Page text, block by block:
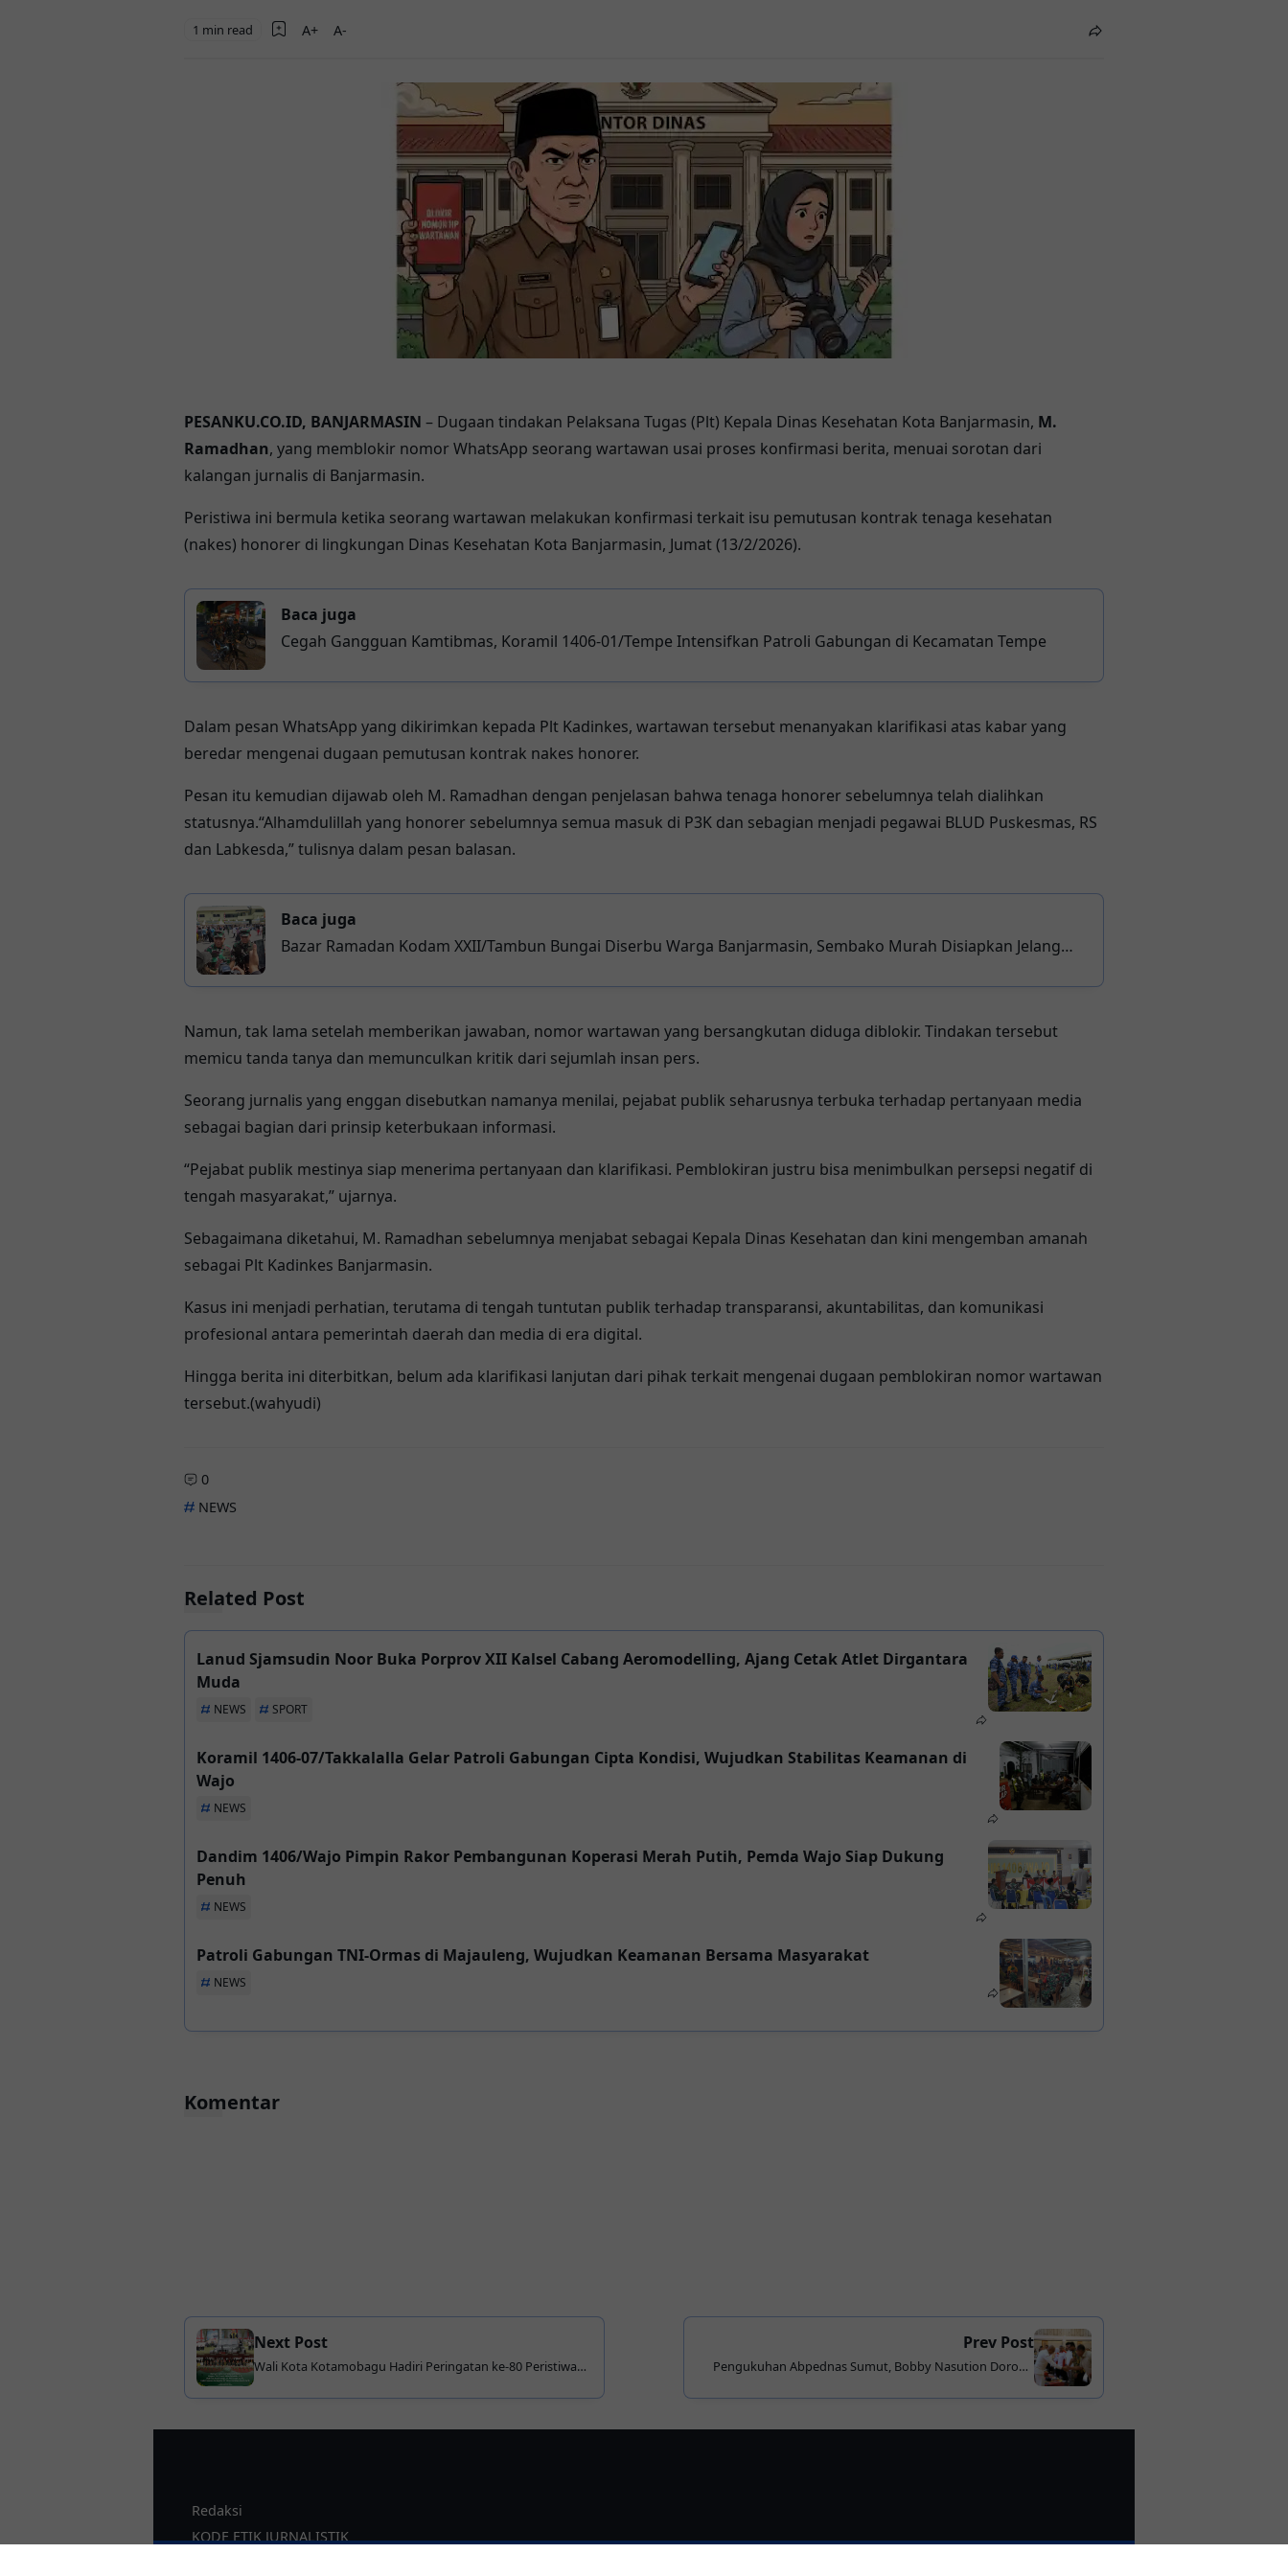
1 min read
PESANKU.CO.ID, BANJARMASIN – Dugaan tindakan Pelaksana Tugas (Plt) Kepala Dinas Kesehatan Kota Banjarmasin, M.
Ramadhan, yang memblokir nomor WhatsApp seorang wartawan usai proses konfirmasi berita, menuai sorotan dari
kalangan jurnalis di Banjarmasin.
Peristiwa ini bermula ketika seorang wartawan melakukan konfirmasi terkait isu pemutusan kontrak tenaga kesehatan
(nakes) honorer di lingkungan Dinas Kesehatan Kota Banjarmasin, Jumat (13/2/2026).
Baca juga
Cegah Gangguan Kamtibmas, Koramil 1406-01/Tempe Intensifkan Patroli Gabungan di Kecamatan Tempe
Dalam pesan WhatsApp yang dikirimkan kepada Plt Kadinkes, wartawan tersebut menanyakan klarifikasi atas kabar yang
beredar mengenai dugaan pemutusan kontrak nakes honorer.
Pesan itu kemudian dijawab oleh M. Ramadhan dengan penjelasan bahwa tenaga honorer sebelumnya telah dialihkan
statusnya.“Alhamdulillah yang honorer sebelumnya semua masuk di P3K dan sebagian menjadi pegawai BLUD Puskesmas, RS
dan Labkesda,” tulisnya dalam pesan balasan.
Baca juga
Bazar Ramadan Kodam XXII/Tambun Bungai Diserbu Warga Banjarmasin, Sembako Murah Disiapkan Jelang
Namun, tak lama setelah memberikan jawaban, nomor wartawan yang bersangkutan diduga diblokir. Tindakan tersebut
memicu tanda tanya dan memunculkan kritik dari sejumlah insan pers.
Seorang jurnalis yang enggan disebutkan namanya menilai, pejabat publik seharusnya terbuka terhadap pertanyaan media
sebagai bagian dari prinsip keterbukaan informasi.
“Pejabat publik mestinya siap menerima pertanyaan dan klarifikasi. Pemblokiran justru bisa menimbulkan persepsi negatif di
tengah masyarakat,” ujarnya.
Sebagaimana diketahui, M. Ramadhan sebelumnya menjabat sebagai Kepala Dinas Kesehatan dan kini mengemban amanah
sebagai Plt Kadinkes Banjarmasin.
Kasus ini menjadi perhatian, terutama di tengah tuntutan publik terhadap transparansi, akuntabilitas, dan komunikasi
profesional antara pemerintah daerah dan media di era digital.
Hingga berita ini diterbitkan, belum ada klarifikasi lanjutan dari pihak terkait mengenai dugaan pemblokiran nomor wartawan
tersebut.(wahyudi)
0
NEWS
Related Post
Lanud Sjamsudin Noor Buka Porprov XII Kalsel Cabang Aeromodelling, Ajang Cetak Atlet Dirgantara
Muda
NEWS SPORT
Koramil 1406-07/Takkalalla Gelar Patroli Gabungan Cipta Kondisi, Wujudkan Stabilitas Keamanan di
Wajo
NEWS
Dandim 1406/Wajo Pimpin Rakor Pembangunan Koperasi Merah Putih, Pemda Wajo Siap Dukung
Penuh
NEWS
Patroli Gabungan TNI-Ormas di Majauleng, Wujudkan Keamanan Bersama Masyarakat
NEWS
Komentar
Next Post
Wali Kota Kotamobagu Hadiri Peringatan ke-80 Peristiwa
Prev Post
Pengukuhan Abpednas Sumut, Bobby Nasution Dorong
Redaksi
KODE ETIK JURNALISTIK